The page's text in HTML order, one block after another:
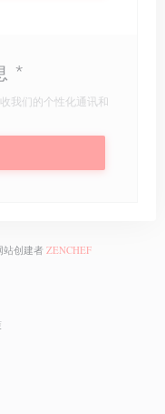
*
我们的个性化通讯和
创建者 ZENCHEF((在新窗口中打
新窗口中打开))
新窗口中打开))